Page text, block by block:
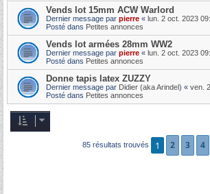
Vends lot 15mm ACW Warlord
Dernier message par pierre « lun. 2 oct. 2023
Posté dans Petites annonces
Vends lot armées 28mm WW2
Dernier message par pierre « lun. 2 oct. 2023
Posté dans Petites annonces
Donne tapis latex ZUZZY
Dernier message par Didier (aka Arindel) « ven.
Posté dans Petites annonces
85 résultats trouvés 1 2 3 4